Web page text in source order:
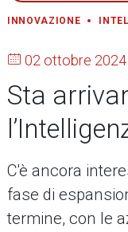
INNOVAZIONE
02 ottobre 2024
Sta
C'è ancora
fase di
termine, con le